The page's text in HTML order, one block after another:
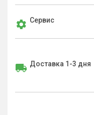
Сервис
Доставка 1-3 дня